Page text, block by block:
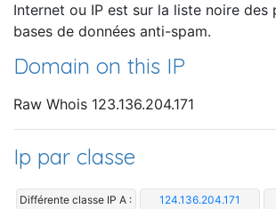
Internet ou IP est sur la liste noire des
bases de données anti-spam.
Domain on this IP
Raw Whois 123.136.204.171
Ip par classe
Différente classe IP A : 124.136.204.171